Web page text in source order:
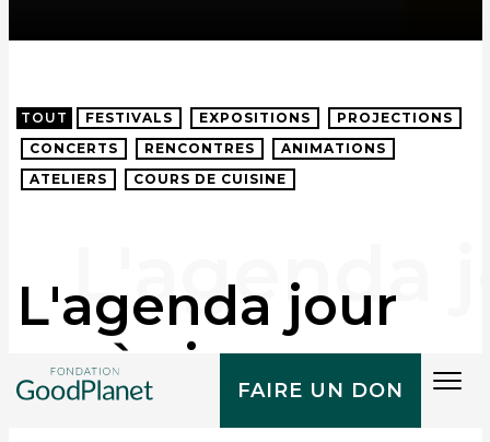
FAIRE UN DON
TOUT FESTIVALS EXPOSITIONS
PROJECTIONS
CONCERTS
RENCONTRES
ANIMATIONS
ATELIERS
COURS DE CUISINE
L'agenda jour
après jour